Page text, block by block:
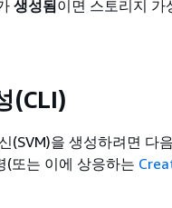
생성됨이면 스토리지 가
(CLI)
(SVM)을 생성하려면 다
(또는 이에 상응하는